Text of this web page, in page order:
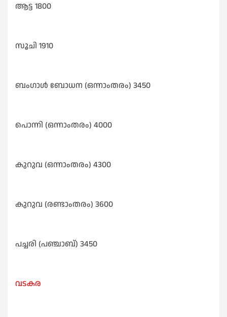
ആട്ട 1800
സൂചി 1910
ബംഗാൾ ബോധന (ഒന്നാംതരം) 3450
പൊന്നി (ഒന്നാംതരം) 4000
കുറുവ (ഒന്നാംതരം) 4300
കുറുവ (രണ്ടാംതരം) 3600
പച്ചരി (പഞ്ചാബ്) 3450
വടകര